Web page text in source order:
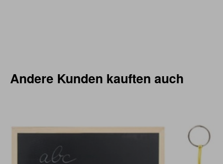
Andere Kunden kauften auch